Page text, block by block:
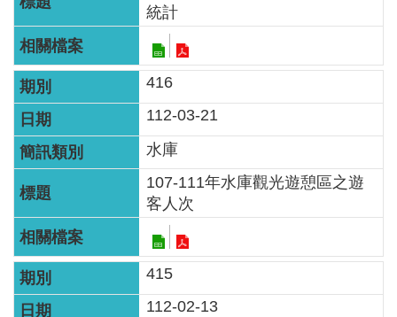
意
見
信
箱
常
見
問
答
廉
政
平
統計
416
112-03-21
水庫
107-111年水庫觀光遊憩區之遊
客人次
415
112-02-13